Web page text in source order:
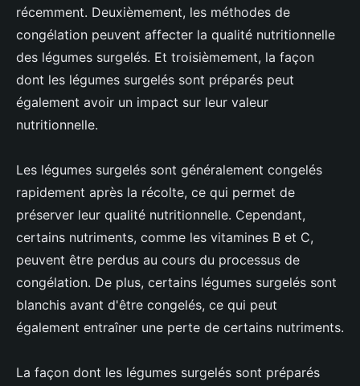
récemment. Deuxièmement, les méthodes de
congélation peuvent affecter la qualité nutritionnelle
des légumes surgelés. Et troisièmement, la façon
dont les légumes surgelés sont préparés peut
également avoir un impact sur leur valeur
nutritionnelle.
Les légumes surgelés sont généralement congelés
rapidement après la récolte, ce qui permet de
préserver leur qualité nutritionnelle. Cependant,
certains nutriments, comme les vitamines B et C,
peuvent être perdus au cours du processus de
congélation. De plus, certains légumes surgelés sont
blanchis avant d'être congelés, ce qui peut
également entraîner une perte de certains nutriments.
La façon dont les légumes surgelés sont préparés